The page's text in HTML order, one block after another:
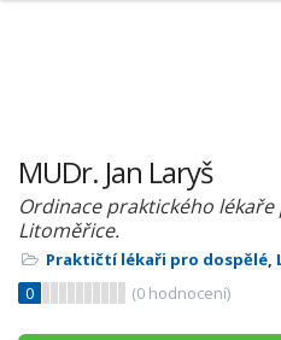
MUDr. Jan Laryš
Ordinace praktického
Litoměřice.
Praktičtí lékaři pro dospělé,
0
(0 hodnocení)